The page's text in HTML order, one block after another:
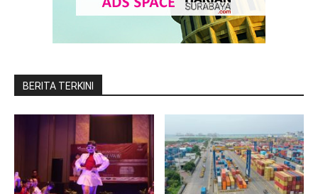
BERITA TERKINI